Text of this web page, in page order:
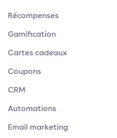
Récompenses
Gamification
Cartes cadeaux
Coupons
CRM
Automations
Email marketing